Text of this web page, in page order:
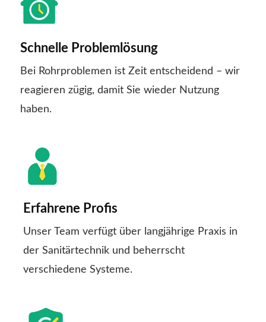
Schnelle Problemlösung
Bei Rohrproblemen ist Zeit entscheidend – wir
reagieren zügig, damit Sie wieder Nutzung
haben.
Erfahrene Profis
Unser Team verfügt über langjährige Praxis in
der Sanitärtechnik und beherrscht
verschiedene Systeme.